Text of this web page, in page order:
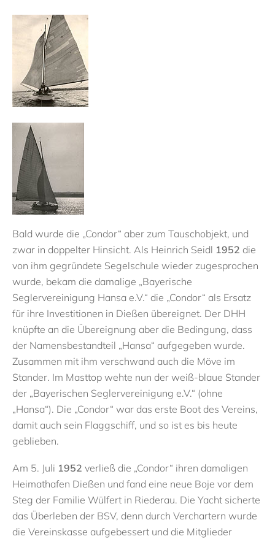
Bald wurde die „Condor“ aber zum Tauschobjekt, und
zwar in doppelter Hinsicht. Als Heinrich Seidl 1952 die
von ihm gegründete Segelschule wieder zugesprochen
wurde, bekam die damalige „Bayerische
Seglervereinigung Hansa e.V.“ die „Condor“ als Ersatz
für ihre Investitionen in Dießen übereignet. Der DHH
knüpfte an die Übereignung aber die Bedingung, dass
der Namensbestandteil „Hansa“ aufgegeben wurde.
Zusammen mit ihm verschwand auch die Möve im
Stander. Im Masttop wehte nun der weiß-blaue Stander
der „Bayerischen Seglervereinigung e.V.“ (ohne
„Hansa“). Die „Condor“ war das erste Boot des Vereins,
damit auch sein Flaggschiff, und so ist es bis heute
geblieben.
Am 5. Juli 1952 verließ die „Condor“ ihren damaligen
Heimathafen Dießen und fand eine neue Boje vor dem
Steg der Familie Wülfert in Riederau. Die Yacht sicherte
das Überleben der BSV, denn durch Verchartern wurde
die Vereinskasse aufgebessert und die Mitglieder